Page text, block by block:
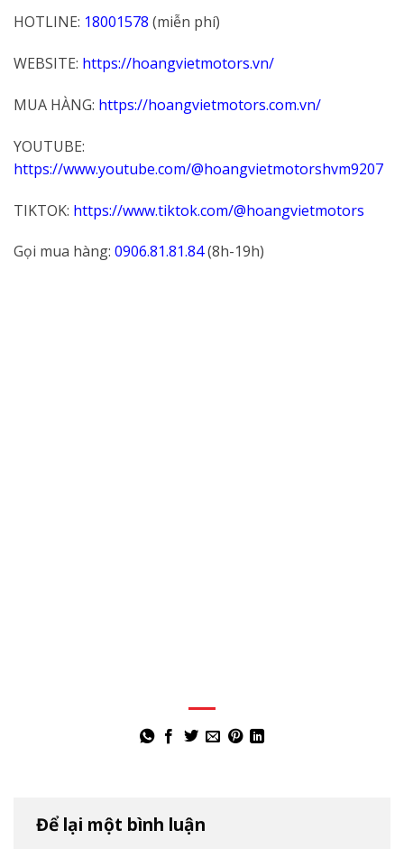
HOTLINE: 18001578 (miễn phí)
WEBSITE: https://hoangvietmotors.vn/
MUA HÀNG: https://hoangvietmotors.com.vn/
YOUTUBE:
https://www.youtube.com/@hoangvietmotorshvm9207
TIKTOK: https://www.tiktok.com/@hoangvietmotors
Gọi mua hàng: 0906.81.81.84(8h-19h)
Để lại một bình luận